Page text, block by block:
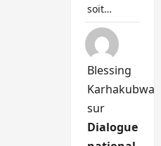
soit…
Blessing
Karhakubwa
sur
Dialogue